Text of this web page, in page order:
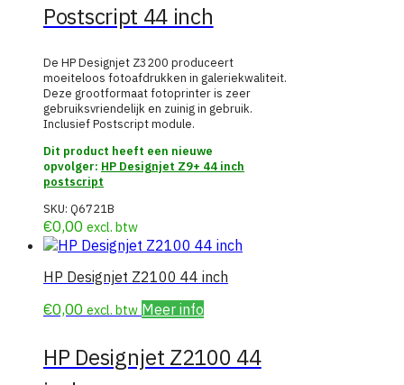
Postscript 44 inch
De HP Designjet Z3200 produceert
moeiteloos fotoafdrukken in galeriekwaliteit.
Deze grootformaat fotoprinter is zeer
gebruiksvriendelijk en zuinig in gebruik.
Inclusief Postscript module.
Dit product heeft een nieuwe
opvolger: HP Designjet Z9+ 44 inch
postscript
SKU: Q6721B
€0,00 excl. btw
HP Designjet Z2100 44 inch
€0,00 excl. btw Meer info
HP Designjet Z2100 44